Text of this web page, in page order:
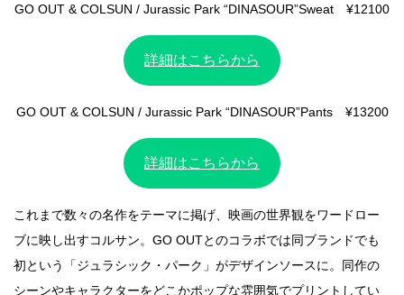
GO OUT & COLSUN / Jurassic Park “DINASOUR”Sweat ¥12100
詳細はこちらから
GO OUT & COLSUN / Jurassic Park “DINASOUR”Pants ¥13200
詳細はこちらから
これまで数々の名作をテーマに掲げ、映画の世界観をワードロー
ブに映し出すコルサン。GO OUTとのコラボでは同ブランドでも
初という「ジュラシック・パーク」がデザインソースに。同作の
シーンやキャラクターをどこかポップな雰囲気でプリントしてい